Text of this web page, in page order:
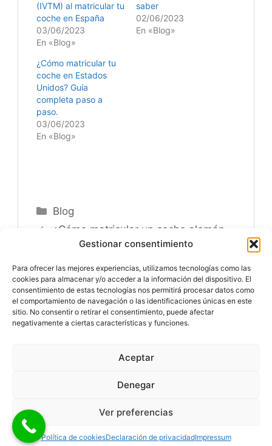
Gestionar consentimiento
Para ofrecer las mejores experiencias, utilizamos tecnologías como las
cookies para almacenar y/o acceder a la información del dispositivo. El
consentimiento de estas tecnologías nos permitirá procesar datos como
el comportamiento de navegación o las identificaciones únicas en este
sitio. No consentir o retirar el consentimiento, puede afectar
negativamente a ciertas características y funciones.
Aceptar
Denegar
Ver preferencias
Política de cookiesDeclaración de privacidadImpressum
(IVTM) al matricular tu
coche en España
03/06/2023
En «Blog»
saber
02/06/2023
En «Blog»
¿Cómo matricular tu
coche en Estados
Unidos? Guía
completa paso a
paso.
03/06/2023
En «Blog»
Categorías
Blog
¿Cómo matricular un coche alemán
en España sin pagar IVA?
Cómo matricular un coche americano
en España: Paso a paso.
Importación.
reservados
Aviso Legal Política de Cookies|Política de Privacidad
¿Cómo podemos ayudarte?